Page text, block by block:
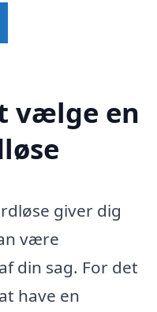
vælge en
giver dig
være
din sag. For det
have en